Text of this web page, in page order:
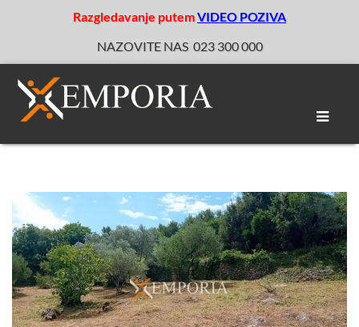
Razgledavanje putemVIDEO POZIVA
NAZOVITE NAS 023 300 000
Toggle